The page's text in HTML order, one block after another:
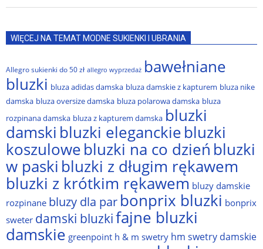
WIĘCEJ NA TEMAT MODNE SUKIENKI I UBRANIA
Allegro sukienki do 50 zł allegro wyprzedaż bawełniane
bluzki bluza adidas damska bluza damskie z kapturem bluza nike
damska bluza oversize damska bluza polarowa damska bluza
rozpinana damska bluza z kapturem damska bluzki
damski bluzki eleganckie bluzki
koszulowe bluzki na co dzień bluzki
w paski bluzki z długim rękawem
bluzki z krótkim rękawem bluzy damskie
rozpinane bluzy dla par bonprix bluzki bonprix
sweter damski bluzkifajne bluzki
damskie greenpoint h & m swetry hm swetry damskie